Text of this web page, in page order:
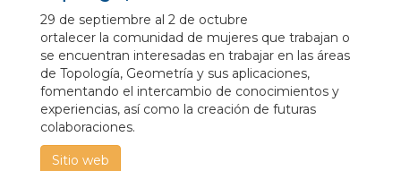
29 de septiembre al 2 de octubre
ortalecer la comunidad de mujeres que trabajan o
se encuentran interesadas en trabajar en las áreas
de Topología, Geometría y sus aplicaciones,
fomentando el intercambio de conocimientos y
experiencias, así como la creación de futuras
colaboraciones.
Sitio web